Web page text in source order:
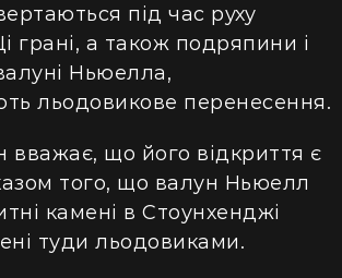
під час руху
грані, а також подряпини і
Ньюелла,
льодовикове перенесення.
що його відкриття є
того, що валун Ньюелл
камені в Стоунхенджі
туди льодовиками.